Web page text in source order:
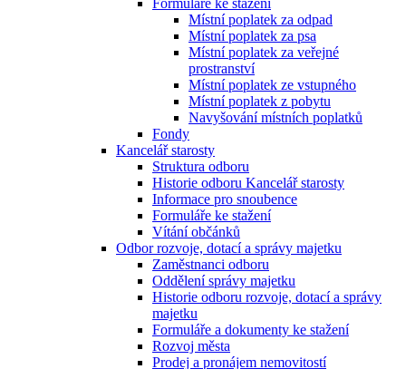
Formuláře ke stažení
Místní poplatek za odpad
Místní poplatek za psa
Místní poplatek za veřejné
prostranství
Místní poplatek ze vstupného
Místní poplatek z pobytu
Navyšování místních poplatků
Fondy
Kancelář starosty
Struktura odboru
Historie odboru Kancelář starosty
Informace pro snoubence
Formuláře ke stažení
Vítání občánků
Odbor rozvoje, dotací a správy majetku
Zaměstnanci odboru
Oddělení správy majetku
Historie odboru rozvoje, dotací a správy
majetku
Formuláře a dokumenty ke stažení
Rozvoj města
Prodej a pronájem nemovitostí